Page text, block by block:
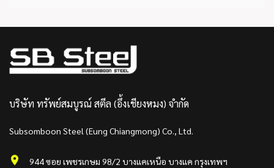
บริษัท ทรัพย์สมบูรณ์ สตีล (อึ้งเชียงหมง) จำกัด
Subsomboon Steel (Eung Chiangmong) Co., Ltd.
944 ซอย เพชรเกษม 98/2 บางแคเหนือ บางแค กรุงเทพฯ